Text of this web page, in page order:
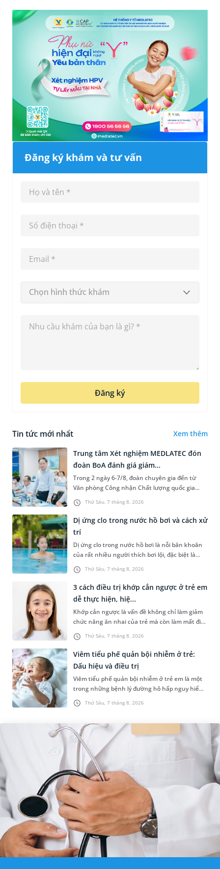
Đăng ký khám và tư vấn
Chọn hình thức khám
Đăng ký
Tin tức mới nhất Xem thêm
Thứ Sáu, 7 tháng 8, 2026
Trung tâm Xét nghiệm MEDLATEC đón
đoàn BoA đánh giá giám...
Trong 2 ngày 6-7/8, đoàn chuyên gia đến từ
Văn phòng Công nhận Chất lượng quốc gia
(BoA) đã ghi nhận và đánh giá cao nỗ lực duy trì
hệ thống quản lý chất lượ...
Thứ Sáu, 7 tháng 8, 2026
Dị ứng clo trong nước hồ bơi và cách xử
trí
Dị ứng clo trong nước hồ bơi là nỗi băn khoăn
của rất nhiều người thích bơi lội, đặc biệt là
những trường hợp thường xuyên bơi ở những
hồ bơi nhân tạo. Bài v...
Thứ Sáu, 7 tháng 8, 2026
3 cách điều trị khớp cắn ngược ở trẻ em
dễ thực hiện, hiệ...
Khớp cắn ngược là vấn đề không chỉ làm giảm
chức năng ăn nhai của trẻ mà còn làm mất đi
sự cân đối của khuôn mặt. Do đó, cần khắc
phục sớm tình trạng này để...
Thứ Sáu, 7 tháng 8, 2026
Viêm tiểu phế quản bội nhiễm ở trẻ:
Dấu hiệu và điều trị
Viêm tiểu phế quản bội nhiễm ở trẻ em là một
trong những bệnh lý đường hô hấp nguy hiểm,
thường bùng phát vào thời điểm giao mùa. Khi
những tổn thương ban đầ...